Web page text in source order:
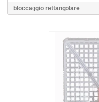
bloccaggio rettangolare